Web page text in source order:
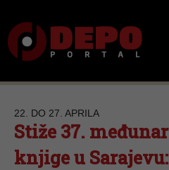
22. DO 27. APRILA
Stiže 37.
knjige u